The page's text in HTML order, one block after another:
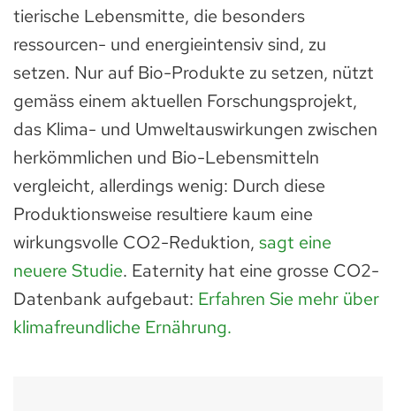
tierische Lebensmitte, die besonders
ressourcen- und energieintensiv sind, zu
setzen. Nur auf Bio-Produkte zu setzen, nützt
gemäss einem aktuellen Forschungsprojekt,
das Klima- und Umweltauswirkungen zwischen
herkömmlichen und Bio-Lebensmitteln
vergleicht, allerdings wenig: Durch diese
Produktionsweise resultiere kaum eine
wirkungsvolle CO2-Reduktion, sagt eine
neuere Studie. Eaternity hat eine grosse CO2-
Datenbank aufgebaut: Erfahren Sie mehr über
klimafreundliche Ernährung.